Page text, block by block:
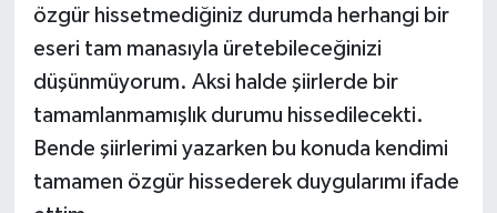
özgür hissetmediğiniz durumda herhangi bir
eseri tam manasıyla üretebileceğinizi
düşünmüyorum. Aksi halde şiirlerde bir
tamamlanmamışlık durumu hissedilecekti.
Bende şiirlerimi yazarken bu konuda kendimi
tamamen özgür hissederek duygularımı ifade